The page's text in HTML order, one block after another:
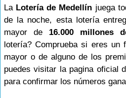
La Lotería de Medellín juega
de la noche, esta lotería
mayor de 16.000 millones
lotería? Comprueba si eres un
mayor o de alguno de los
puedes visitar la pagina oficial
para confirmar los números